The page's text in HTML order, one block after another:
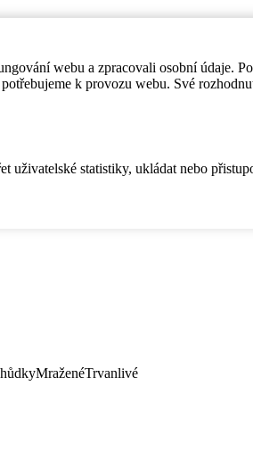
webu a zpracovali osobní údaje.
k provozu webu. Své
statistiky, ukládat nebo
MraženéTrvanlivé